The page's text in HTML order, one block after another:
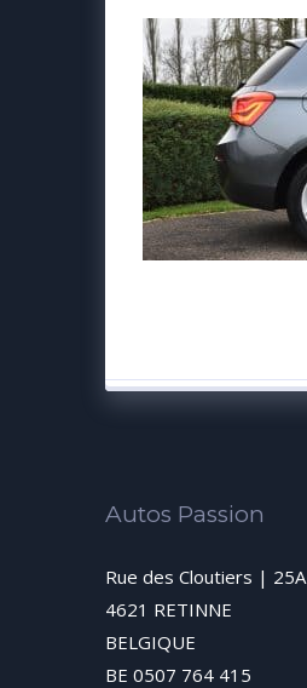
Autos Passion
Rue des Cloutiers | 25A
4621 RETINNE
BELGIQUE
BE 0507 764 415